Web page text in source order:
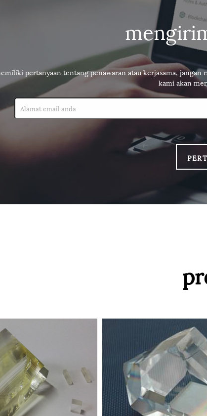
pertanyaan tentang penawaran atau kerjasama,
kami akan